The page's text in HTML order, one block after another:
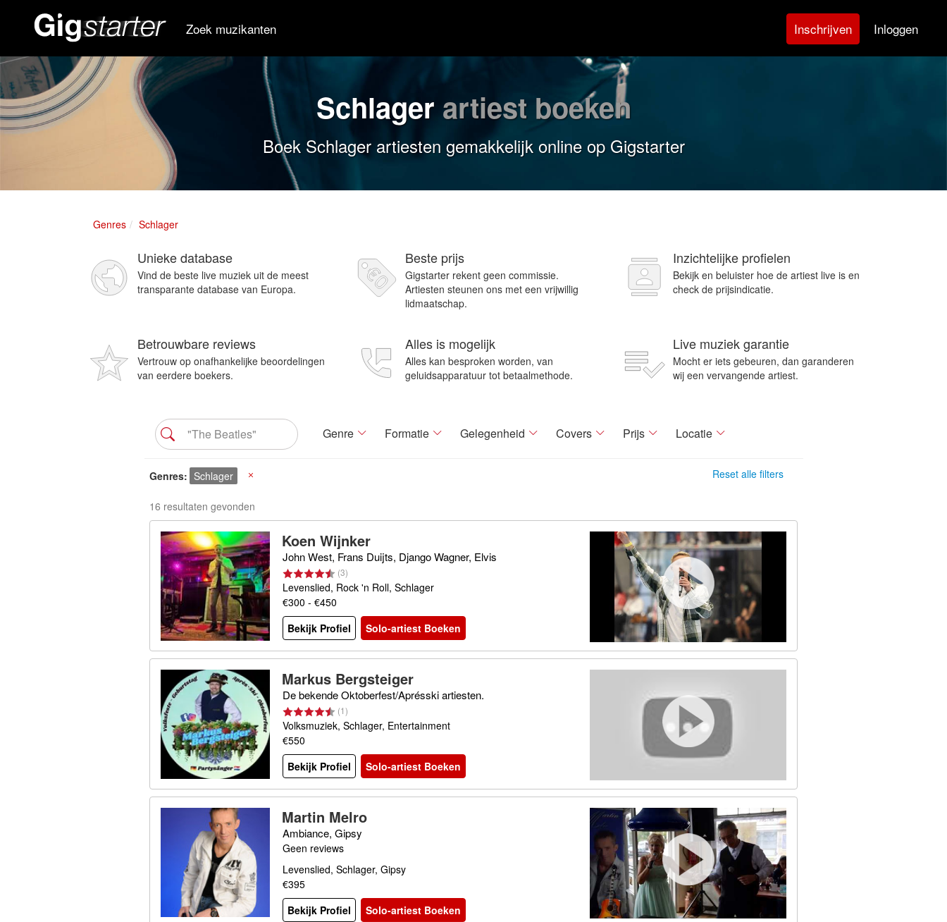
Zoek muzikanten Inschrijven Inloggen
Schlager artiest boeken
Boek Schlager artiesten gemakkelijk online op Gigstarter
Genres Schlager
Unieke database
Vind de beste live muziek uit de meest
transparante database van Europa.
Beste prijs
Gigstarter rekent geen commissie.
Artiesten steunen ons met een vrijwillig
lidmaatschap.
Inzichtelijke profielen
Bekijk en beluister hoe de artiest live is en
check de prijsindicatie.
Betrouwbare reviews
Vertrouw op onafhankelijke beoordelingen
van eerdere boekers.
Alles is mogelijk
Alles kan besproken worden, van
geluidsapparatuur tot betaalmethode.
Live muziek garantie
Mocht er iets gebeuren, dan garanderen
wij een vervangende artiest.
Genre Formatie Gelegenheid Covers Prijs Locatie
Reset alle filters
Genres Schlager
16 resultaten gevonden
Koen Wijnker
John West, Frans Duijts, Django Wagner, Elvis
(3)
Levenslied, Rock 'n Roll, Schlager
€300 - €450
Bekijk Profiel
Solo-artiest Boeken
Markus Bergsteiger
De bekende Oktoberfest/Aprésski artiesten.
(1)
Volksmuziek, Schlager, Entertainment
€550
Bekijk Profiel
Solo-artiest Boeken
Martin Melro
Ambiance, Gipsy
Geen reviews
Levenslied, Schlager, Gipsy
€395
Bekijk Profiel
Solo-artiest Boeken